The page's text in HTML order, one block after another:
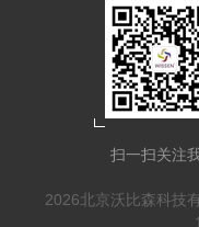
扫一扫关注
2026北京沃比森科技